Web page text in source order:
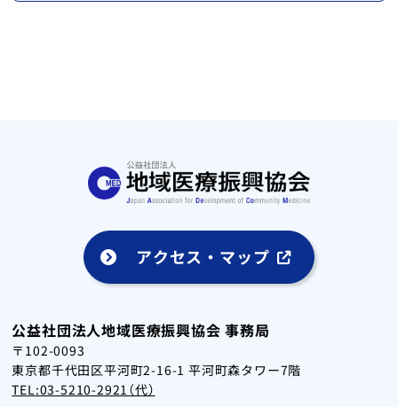
アクセス・マップ
公益社団法人地域医療振興協会 事務局
〒102-0093
東京都千代田区平河町2-16-1 平河町森タワー7階
TEL:03-5210-2921（代）